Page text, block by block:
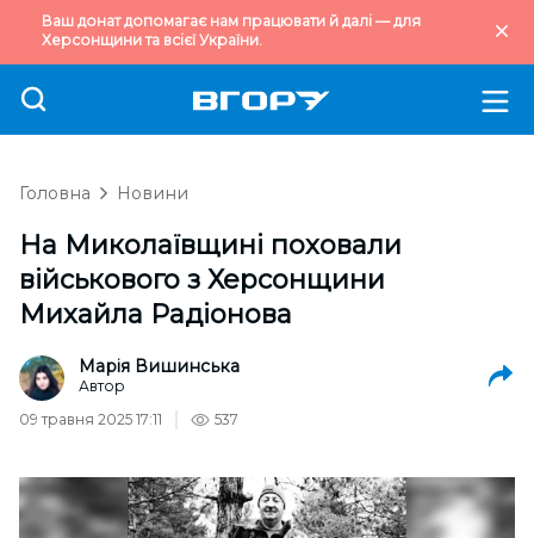
Ваш донат допомагає нам працювати й далі — для
Херсонщини та всієї України.
Головна Новини
На Миколаївщині поховали
військового з Херсонщини
Михайла Радіонова
Марія Вишинська
Автор
09 травня 2025 17:11
537